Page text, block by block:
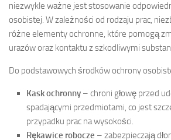
niezwykle ważne jest stosowanie
osobistej. W zależności od rodzaju prac,
różne elementy ochronne, które pomogą
urazów oraz kontaktu z szkodliwymi
Do podstawowych środków ochrony
Kask ochronny – chroni głowę przed
spadającymi przedmiotami, co jest
przypadku prac na wysokości.
Rękawice robocze – zabezpieczają